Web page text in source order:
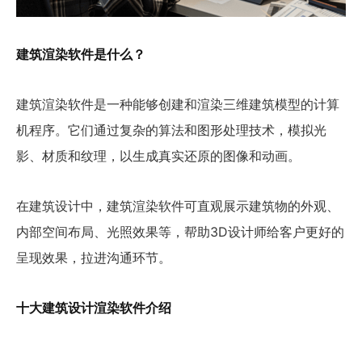
建筑渲染软件是什么？
建筑渲染软件是一种能够创建和渲染三维建筑模型的计算
机程序。它们通过复杂的算法和图形处理技术，模拟光
影、材质和纹理，以生成真实还原的图像和动画。
在建筑设计中，建筑渲染软件可直观展示建筑物的外观、
内部空间布局、光照效果等，帮助3D设计师给客户更好的
呈现效果，拉进沟通环节。
十大建筑设计渲染软件介绍